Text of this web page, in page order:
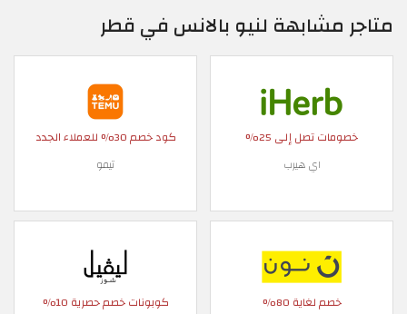
متاجر مشابهة لنيو بالانس في قطر
خصومات تصل إلى 25%
اي هيرب
كود خصم 30% للعملاء الجدد
تيمو
خصم لغاية 80% كوبونات خصم حصرية 10%